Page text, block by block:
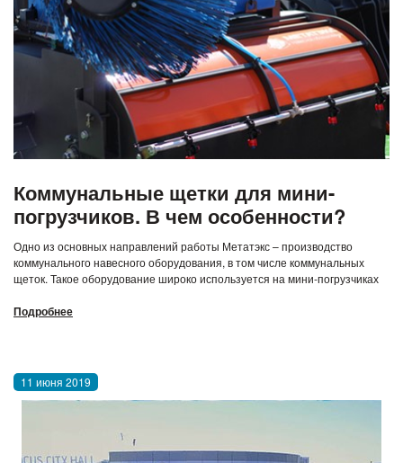
Коммунальные щетки для мини-
погрузчиков. В чем особенности?
Одно из основных направлений работы Метатэкс – производство
коммунального навесного оборудования, в том числе коммунальных
щеток. Такое оборудование широко используется на мини-погрузчиках
Подробнее
11 июня 2019